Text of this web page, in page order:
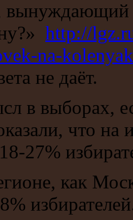
вынуждающий
http://
na-
не даёт.
в выборах,
что на
27%
как